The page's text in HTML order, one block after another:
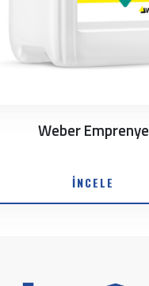
Weber Emprenye
İNCELE